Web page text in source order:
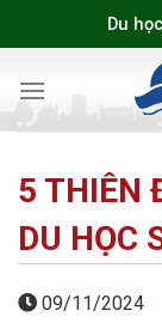
to
Du
5 THIÊN
DU HỌC
09/11/2024